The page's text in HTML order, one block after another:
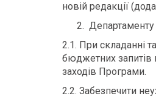
новій редакції
Департаменту
2.1. При складанні
бюджетних запитів
заходів Програми.
2.2. Забезпечити